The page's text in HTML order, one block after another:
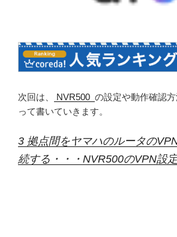
次回は、 NVR500 の設定や動作確認
って書いていきます。
3 拠点間をヤマハのルータの
続する・・・NVR500のVPN設